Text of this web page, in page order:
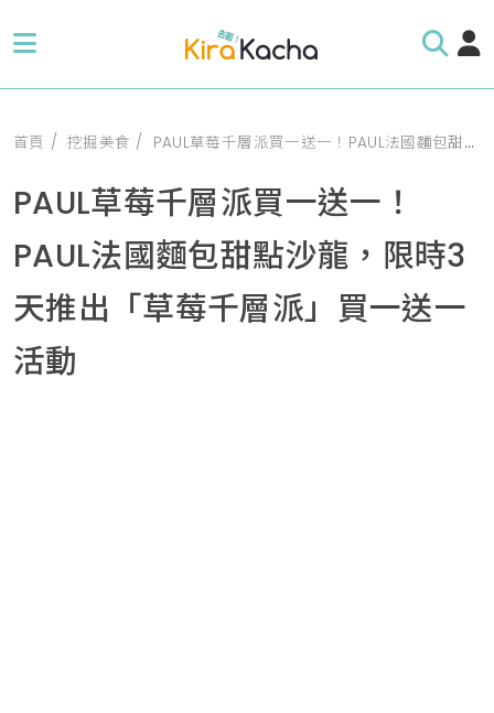
首頁 挖掘美食 PAUL草莓千層派買一送一！PAUL法國麵包甜點沙龍，限時3天推出「草莓千層派」買一送一活動
PAUL草莓千層派買一送一！
PAUL法國麵包甜點沙龍，限時3
天推出「草莓千層派」買一送一
活動